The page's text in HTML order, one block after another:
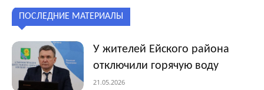
ПОСЛЕДНИЕ МАТЕРИАЛЫ
У жителей Ейского района
отключили горячую воду
21.05.2026